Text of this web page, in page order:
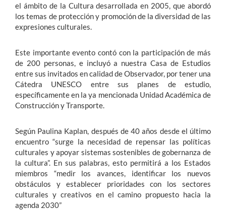
el ámbito de la Cultura desarrollada en 2005, que abordó
los temas de protección y promoción de la diversidad de las
expresiones culturales.
Este importante evento contó con la participación de más
de 200 personas, e incluyó a nuestra Casa de Estudios
entre sus invitados en calidad de Observador, por tener una
Cátedra UNESCO entre sus planes de estudio,
específicamente en la ya mencionada Unidad Académica de
Construcción y Transporte.
Según Paulina Kaplan, después de 40 años desde el último
encuentro “surge la necesidad de repensar las políticas
culturales y apoyar sistemas sostenibles de gobernanza de
la cultura”. En sus palabras, esto permitirá a los Estados
miembros “medir los avances, identificar los nuevos
obstáculos y establecer prioridades con los sectores
culturales y creativos en el camino propuesto hacia la
agenda 2030”